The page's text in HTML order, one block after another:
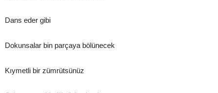
Dans eder gibi
Dokunsalar bin parçaya bölünecek
Kıymetli bir zümrütsünüz